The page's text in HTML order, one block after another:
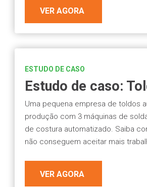
VER AGORA
ESTUDO DE CASO
Estudo de caso:
Uma pequena empresa de toldos
produção com 3 máquinas de
de costura automatizado. Saiba
não conseguem aceitar mais
VER AGORA